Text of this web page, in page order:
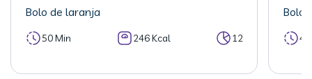
Bolo de laranja
50 Min 246 Kcal 12
Bolo